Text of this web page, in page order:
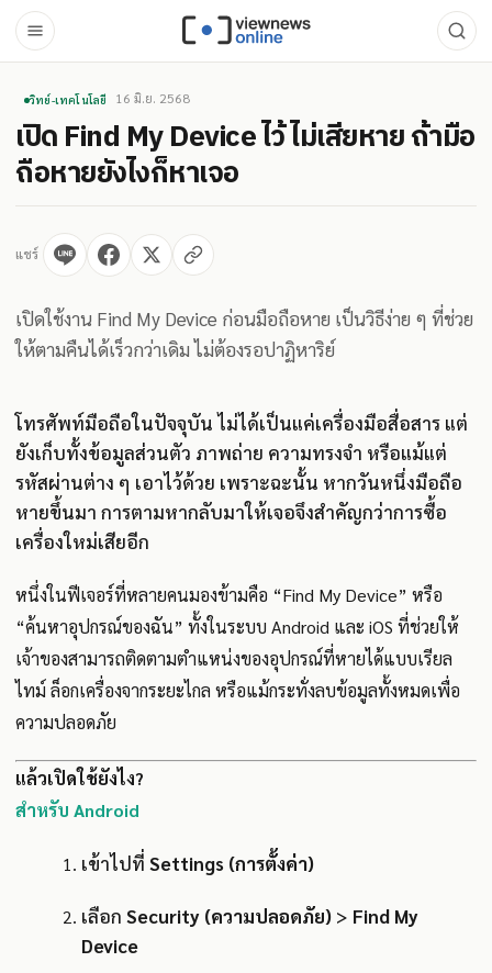
วิทย์-เทคโนโลยี 16 มิ.ย. 2568
เปิด Find My Device ไว้ ไม่เสียหาย ถ้ามือ
ถือหายยังไงก็หาเจอ
แชร์
เปิดใช้งาน Find My Device ก่อนมือถือหาย เป็นวิธีง่าย ๆ ที่ช่วย
ให้ตามคืนได้เร็วกว่าเดิม ไม่ต้องรอปาฏิหาริย์
โทรศัพท์มือถือในปัจจุบัน ไม่ได้เป็นแค่เครื่องมือสื่อสาร แต่
ยังเก็บทั้งข้อมูลส่วนตัว ภาพถ่าย ความทรงจำ หรือแม้แต่
รหัสผ่านต่าง ๆ เอาไว้ด้วย เพราะฉะนั้น หากวันหนึ่งมือถือ
หายขึ้นมา การตามหากลับมาให้เจอจึงสำคัญกว่าการซื้อ
เครื่องใหม่เสียอีก
หนึ่งในฟีเจอร์ที่หลายคนมองข้ามคือ “Find My Device” หรือ
“ค้นหาอุปกรณ์ของฉัน” ทั้งในระบบ Android และ iOS ที่ช่วยให้
เจ้าของสามารถติดตามตำแหน่งของอุปกรณ์ที่หายได้แบบเรียล
ไทม์ ล็อกเครื่องจากระยะไกล หรือแม้กระทั่งลบข้อมูลทั้งหมดเพื่อ
ความปลอดภัย
แล้วเปิดใช้ยังไง?
สำหรับ Android
เข้าไปที่ Settings (การตั้งค่า)
เลือก Security (ความปลอดภัย) > Find My
Device